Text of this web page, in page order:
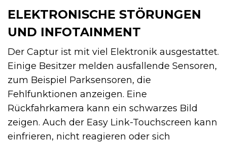
ELEKTRONISCHE STÖRUNGEN
UND INFOTAINMENT
Der Captur ist mit viel Elektronik ausgestattet.
Einige Besitzer melden ausfallende Sensoren,
zum Beispiel Parksensoren, die
Fehlfunktionen anzeigen. Eine
Rückfahrkamera kann ein schwarzes Bild
zeigen. Auch der Easy Link-Touchscreen kann
einfrieren, nicht reagieren oder sich